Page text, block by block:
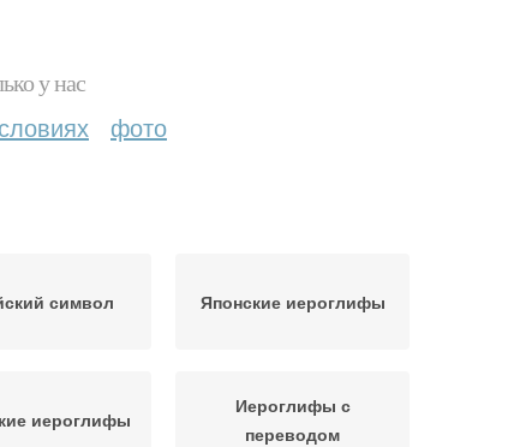
у нас
фото
символ Японские иероглифы
иероглифы
Иероглифы с
переводом